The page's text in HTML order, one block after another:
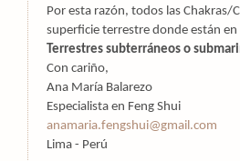
Por esta razón, todos las Chakras/
superficie terrestre donde están
Terrestres subterráneos o
Con cariño,
Ana María Balarezo
Especialista en Feng Shui
anamaria.fengshui@gmail.com
Lima - Perú